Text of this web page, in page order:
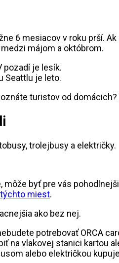
6 mesiacov v roku prší.
májom a októbrom.
Seattlu je leto.
turistov od
trolejbusy a električky.
byť pre vás
týchto miest.
ako bez nej.
potrebovať ORCA
na vlakovej stanici kartou
alebo električkou